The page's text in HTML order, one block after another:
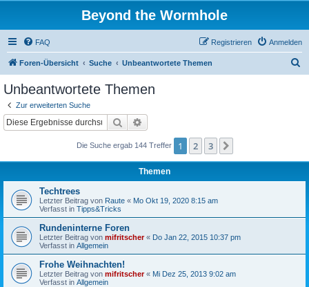
Beyond the Wormhole
FAQ Anmelden
Registrieren
Foren-Übersicht Suche Unbeantwortete Themen
Unbeantwortete Themen
Zur erweiterten Suche
Suche
Die Suche ergab 144 Treffer 1 2 3
Themen
Techtrees
Letzter Beitrag von Raute « Mo Okt 19, 2020 8:15 am
Verfasst in Tipps&Tricks
Rundeninterne Foren
Letzter Beitrag von mifritscher« Do Jan 22, 2015 10:37 pm
Verfasst in Allgemein
Frohe Weihnachten!
Letzter Beitrag von mifritscher« Mi Dez 25, 2013 9:02 am
Verfasst in Allgemein